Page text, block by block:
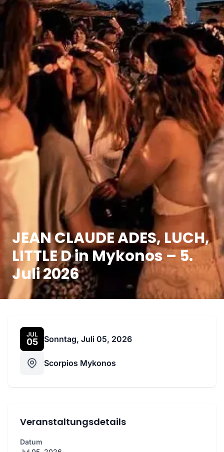
JEAN CLAUDE ADES, LUCH,
LITTLE D in Mykonos – 5.
Juli 2026
JUL
05 Sonntag, Juli 05, 2026
Scorpios Mykonos
Veranstaltungsdetails
Datum